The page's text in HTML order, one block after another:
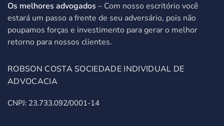
Os melhores advogados – Com nosso escritório você
estará um passo a frente de seu adversário, pois não
poupamos forças e investimento para gerar o melhor
retorno para nossos clientes.
ROBSON COSTA SOCIEDADE INDIVIDUAL DE
ADVOCACIA
CNPJ: 23.733.092/0001-14